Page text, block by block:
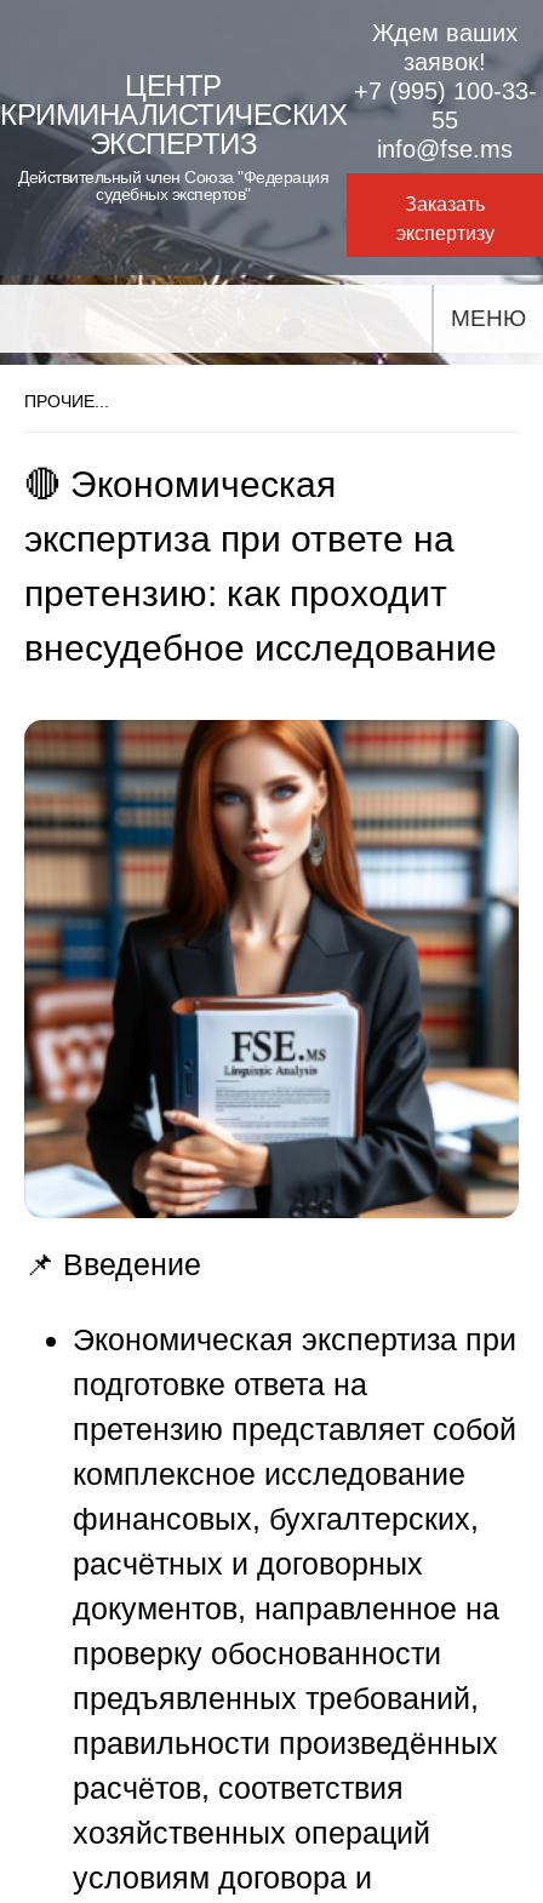
content
ЦЕНТР
КРИМИНАЛИСТИЧЕСКИХ
ЭКСПЕРТИЗ
Действительный член Союза "Федерация
судебных экспертов"
Ждем ваших
заявок!
+7 (995) 100-33-
55
info@fse.ms
Заказать
экспертизу
МЕНЮ
ПРОЧИЕ...
🔴 Экономическая
экспертиза при ответе на
претензию: как проходит
внесудебное исследование
📌 Введение
Экономическая экспертиза при
подготовке ответа на
претензию представляет собой
комплексное исследование
финансовых, бухгалтерских,
расчётных и договорных
документов, направленное на
проверку обоснованности
предъявленных требований,
правильности произведённых
расчётов, соответствия
хозяйственных операций
условиям договора и